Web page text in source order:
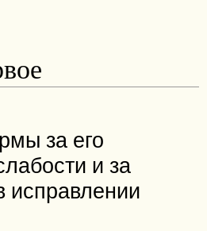
за его
и за
исправлении